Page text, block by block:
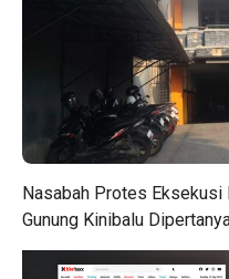
Nasabah Protes Eksekusi
Gunung Kinibalu